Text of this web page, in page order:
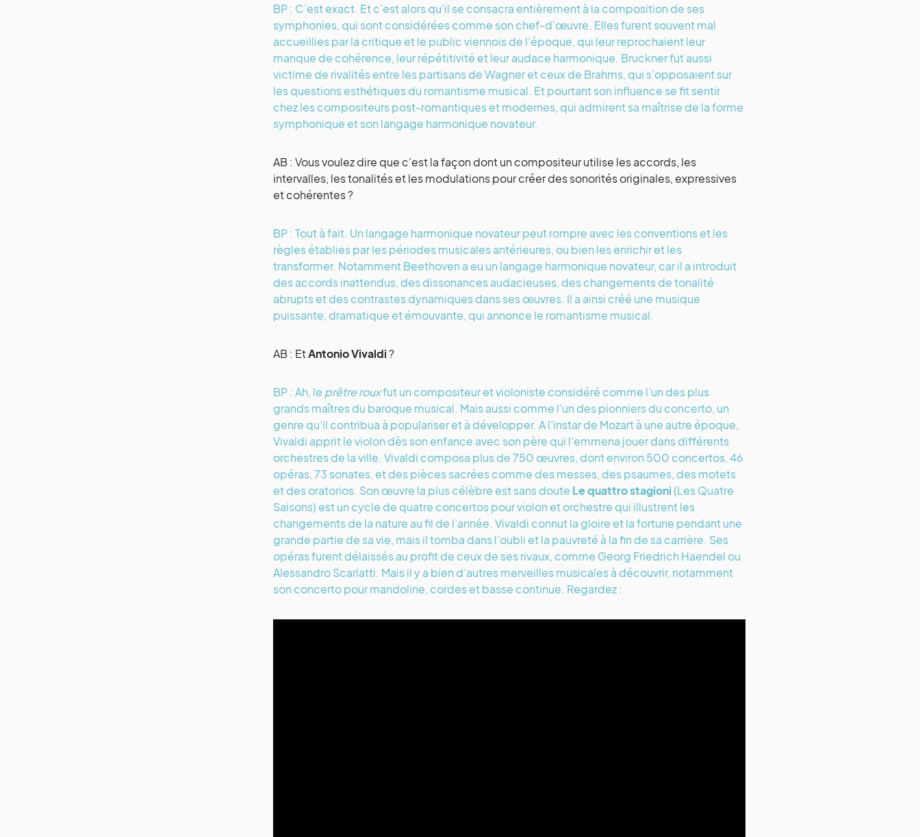
BP : C’est exact. Et c’est alors qu’il se consacra entièrement à la composition de ses
symphonies, qui sont considérées comme son chef-d’œuvre. Elles furent souvent mal
accueillies par la critique et le public viennois de l’époque, qui leur reprochaient leur
manque de cohérence, leur répétitivité et leur audace harmonique. Bruckner fut aussi
victime de rivalités entre les partisans de Wagner et ceux de Brahms, qui s’opposaient sur
les questions esthétiques du romantisme musical. Et pourtant son influence se fit sentir
chez les compositeurs post-romantiques et modernes, qui admirent sa maîtrise de la forme
symphonique et son langage harmonique novateur.
AB : Vous voulez dire que c’est la façon dont un compositeur utilise les accords, les
intervalles, les tonalités et les modulations pour créer des sonorités originales, expressives
et cohérentes ?
BP : Tout à fait. Un langage harmonique novateur peut rompre avec les conventions et les
règles établies par les périodes musicales antérieures, ou bien les enrichir et les
transformer. Notamment Beethoven a eu un langage harmonique novateur, car il a introduit
des accords inattendus, des dissonances audacieuses, des changements de tonalité
abrupts et des contrastes dynamiques dans ses œuvres. Il a ainsi créé une musique
puissante, dramatique et émouvante, qui annonce le romantisme musical.
AB : EtAntonio Vivaldi?
BP : Ah, le prêtre rouxfut un compositeur et violoniste considéré comme l’un des plus
grands maîtres du baroque musical. Mais aussi comme l’un des pionniers du concerto, un
genre qu’il contribua à populariser et à développer. A l’instar de Mozart à une autre époque,
Vivaldi apprit le violon dès son enfance avec son père qui l’emmena jouer dans différents
orchestres de la ville. Vivaldi composa plus de 750 œuvres, dont environ 500 concertos, 46
opéras, 73 sonates, et des pièces sacrées comme des messes, des psaumes, des motets
et des oratorios. Son œuvre la plus célèbre est sans doute Le quattro stagioni(Les Quatre
Saisons) est un cycle de quatre concertos pour violon et orchestre qui illustrent les
changements de la nature au fil de l’année. Vivaldi connut la gloire et la fortune pendant une
grande partie de sa vie, mais il tomba dans l’oubli et la pauvreté à la fin de sa carrière. Ses
opéras furent délaissés au profit de ceux de ses rivaux, comme Georg Friedrich Haendel ou
Alessandro Scarlatti. Mais il y a bien d’autres merveilles musicales à découvrir, notamment
son concerto pour mandoline, cordes et basse continue. Regardez :